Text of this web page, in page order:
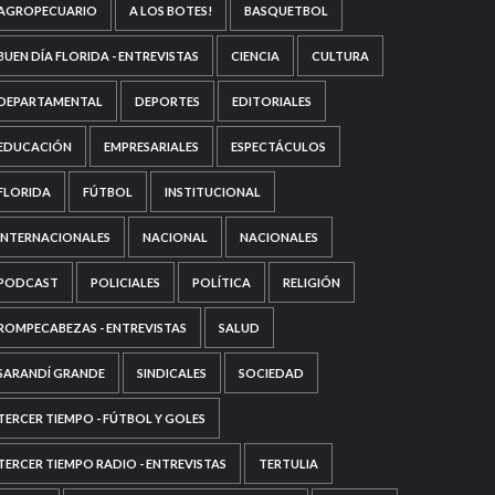
A LOS BOTES! BASQUETBOL
DÍA FLORIDA - ENTREVISTAS CIENCIA CULTURA
DEPORTES EDITORIALES
EMPRESARIALES ESPECTÁCULOS
FÚTBOL INSTITUCIONAL
NACIONAL NACIONALES
POLICIALES POLÍTICA RELIGIÓN
- ENTREVISTAS SALUD
GRANDE SINDICALES SOCIEDAD
TIEMPO - FÚTBOL Y GOLES
TIEMPO RADIO - ENTREVISTAS TERTULIA